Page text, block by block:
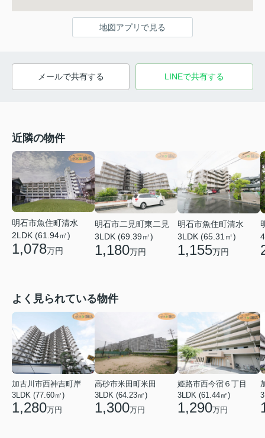
地図アプリで見る
メールで共有する LINEで共有する
近隣の物件
明石市魚住町清水
2LDK (61.94㎡)
1,078万円
明石市二見町東二見
3LDK (69.39㎡)
1,180万円
明石市魚住町清水
3LDK (65.31㎡)
1,155万円
よく見られている物件
加古川市西神吉町岸
3LDK (77.60㎡)
1,280万円
高砂市米田町米田
3LDK (64.23㎡)
1,300万円
姫路市西今宿６丁目
3LDK (61.44㎡)
1,290万円